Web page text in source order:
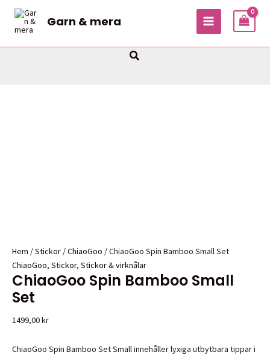
Hoppa
innehåll
Garn & mera
MAIN
Sök
Hem /Stickor /ChiaoGoo / ChiaoGoo Spin Bamboo Small Set
ChiaoGoo, Stickor, Stickor & virknålar
ChiaoGoo Spin Bamboo Small
Set
1499,00kr
ChiaoGoo Spin Bamboo Set Small innehåller lyxiga utbytbara tippar i